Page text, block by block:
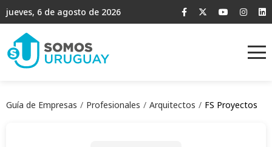
jueves, 6 de agosto de 2026
Guía de Empresas Profesionales Arquitectos FS Proyectos